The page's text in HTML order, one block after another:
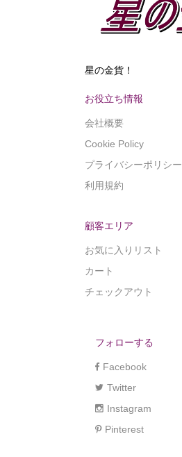
星の金貨！
お役立ち情報
会社概要
Cookie Policy
プライバシーポリシー
利用規約
顧客エリア
お気に入りリスト
カート
チェックアウト
フォローする
Facebook
Twitter
Instagram
Pinterest